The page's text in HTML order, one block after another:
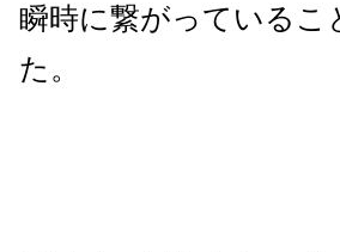
瞬時に繋がっている
た。